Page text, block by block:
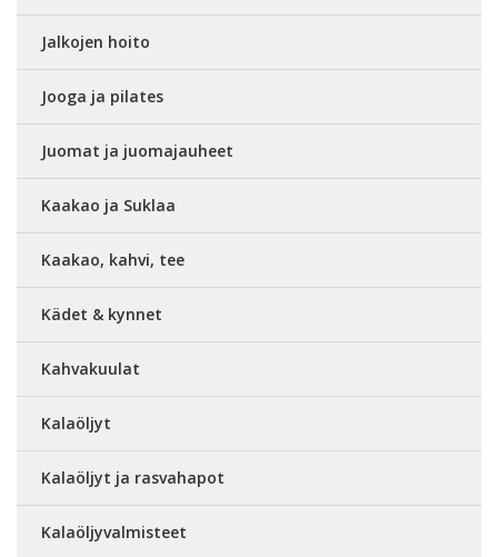
Jalkojen hoito
Jooga ja pilates
Juomat ja juomajauheet
Kaakao ja Suklaa
Kaakao, kahvi, tee
Kädet & kynnet
Kahvakuulat
Kalaöljyt
Kalaöljyt ja rasvahapot
Kalaöljyvalmisteet